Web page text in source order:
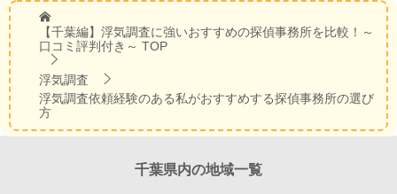
【千葉編】浮気調査に強いおすすめの探偵事務所を比較！～
口コミ評判付き～ TOP
浮気調査
浮気調査依頼経験のある私がおすすめする探偵事務所の選び
方
千葉県内の地域一覧